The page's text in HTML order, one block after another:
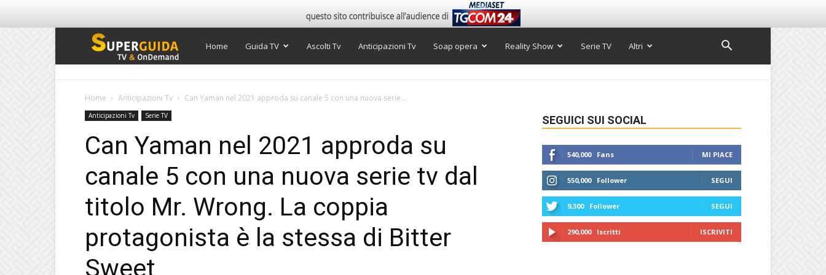
Super
Home Guida TV Ascolti Tv Anticipazioni Tv Soap opera Reality Show Serie TV Altri
Home Anticipazioni Tv Can Yaman nel 2021 approda su canale 5 con una nuova serie...
Anticipazioni Tv Serie TV
Can Yaman nel 2021 approda su
canale 5 con una nuova serie tv dal
titolo Mr. Wrong. La coppia
protagonista è la stessa di Bitter
Sweet
SEGUICI SUI SOCIAL
540,000 Fans MI PIACE
550,000 Follower SEGUI
9,300 Follower SEGUI
290,000 Iscritti ISCRIVITI